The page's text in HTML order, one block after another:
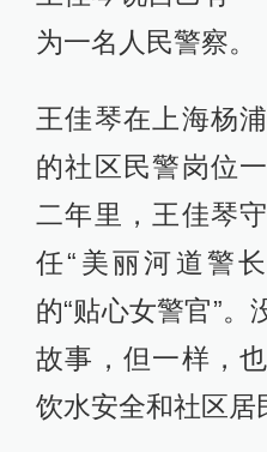
为一名人民警察。
王佳琴在上海杨
的社区民警岗位
二年里，王佳琴
任“美丽河道警
的“贴心女警官”。
故事，但一样，
饮水安全和社区居